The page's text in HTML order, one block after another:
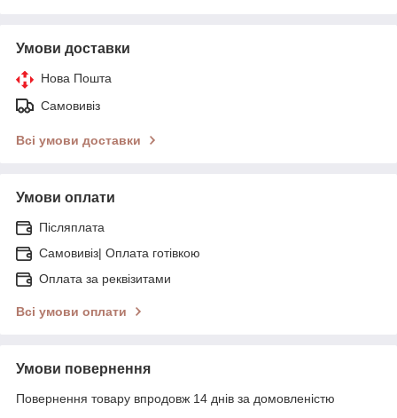
Умови доставки
Нова Пошта
Самовивіз
Всі умови доставки
Умови оплати
Післяплата
Самовивіз| Оплата готівкою
Оплата за реквізитами
Всі умови оплати
Умови повернення
Повернення товару впродовж 14 днів за домовленістю